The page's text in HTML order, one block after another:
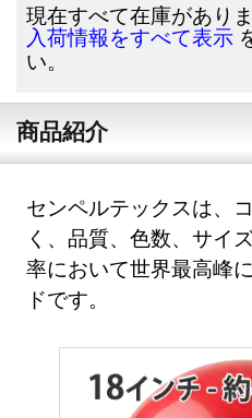
現在すべて在庫がありま
入荷情報をすべて表示
い。
商品紹介
センペルテックスは、
く、品質、色数、サイ
率において世界最高峰
ドです。